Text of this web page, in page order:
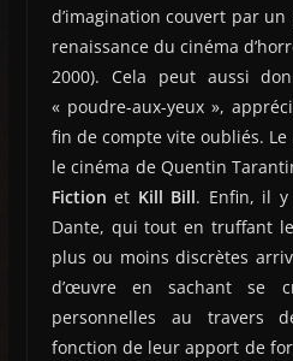
d’imagination couvert par
renaissance du cinéma
2000). Cela peut aussi
« poudre-aux-yeux »,
fin de compte vite oubliés.
le cinéma de Quentin
Fiction et Kill Bill. Enfin, il y
Dante, qui tout en truffant
plus ou moins discrètes
d’œuvre en sachant se
personnelles au travers
fonction de leur apport de